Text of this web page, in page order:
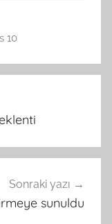
10
Sonraki yazı
sunuldu